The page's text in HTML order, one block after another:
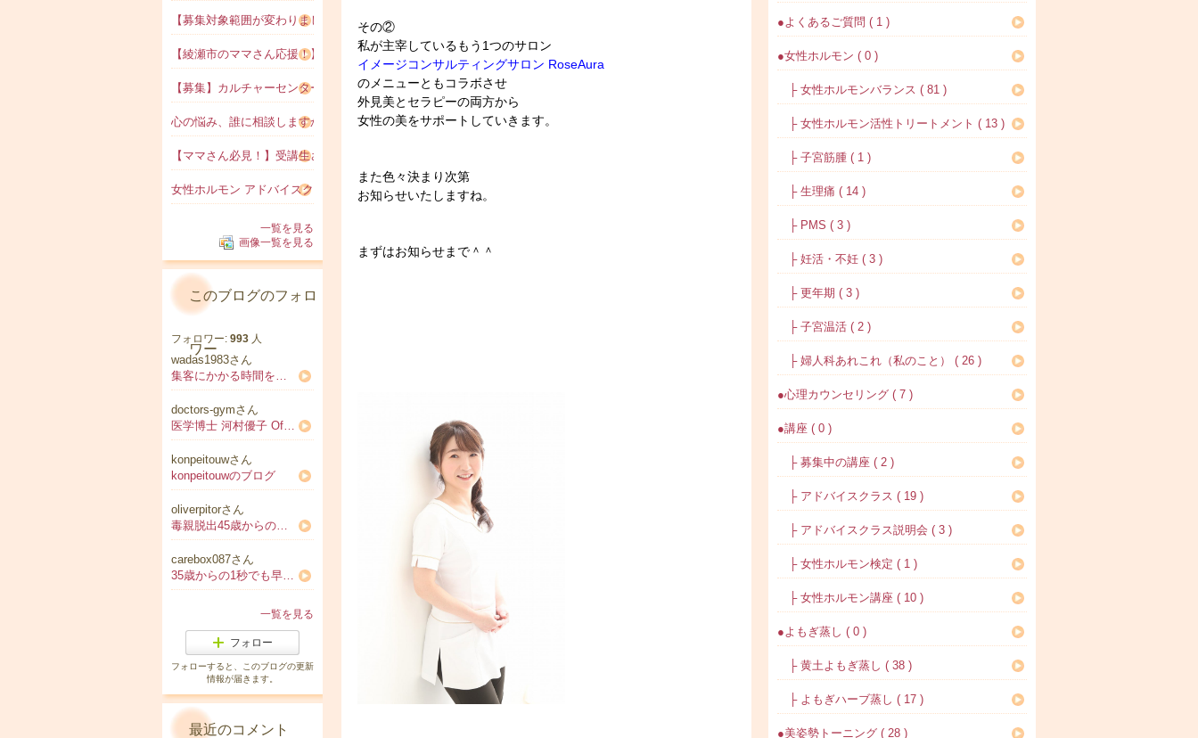
その②
私が主宰しているもう1つのサロン
イメージコンサルティングサロン RoseAura
のメニューともコラボさせ
外見美とセラピーの両方から
女性の美をサポートしていきます。
また色々決まり次第
お知らせいたしますね。
まずはお知らせまで＾＾
●よくあるご質問 ( 1 )
●女性ホルモン ( 0 )
├ 女性ホルモンバランス ( 81 )
├ 女性ホルモン活性トリートメント ( 13 )
├ 子宮筋腫 ( 1 )
├ 生理痛 ( 14 )
├ PMS ( 3 )
├ 妊活・不妊 ( 3 )
├ 更年期 ( 3 )
├ 子宮温活 ( 2 )
├ 婦人科あれこれ（私のこと） ( 26 )
●心理カウンセリング ( 7 )
●講座 ( 0 )
├ 募集中の講座 ( 2 )
├ アドバイスクラス ( 19 )
├ アドバイスクラス説明会 ( 3 )
├ 女性ホルモン検定 ( 1 )
├ 女性ホルモン講座 ( 10 )
●よもぎ蒸し ( 0 )
├ 黄土よもぎ蒸し ( 38 )
├ よもぎハーブ蒸し ( 17 )
●美姿勢トーニング ( 28 )
【募集対象範囲が変わりました！】女性ホルモン＆メディカルアロマ講座
【綾瀬市のママさん応援！】女性ホルモン＆メディカルアロマ講座
【募集】カルチャーセンターさいか屋横須賀「女性ホルモンについて学ぶ講座」
心の悩み、誰に相談しますか？
【ママさん必見！】受講生さん、女性ホルモンを整えるモニター募集中！
女性ホルモン アドバイスクラス 受講生さんご感想
一覧を見る
画像一覧を見る
このブログのフォロ
ワー
フォロワー: 993 人
wadas1983さん
集客にかかる時間を手放して「月100万円と自由な時間」を手に入れよう！
doctors-gymさん
医学博士 河村優子 Official Blog「永遠に元気で美しく！ ドクターゆうこりん」Powered by Ameba
konpeitouwさん
konpeitouwのブログ
oliverpitorさん
毒親脱出45歳からの輝き方専門 山本真理子
carebox087さん
35歳からの1秒でも早くママになりたいあなたへ
一覧を見る
フォロー
フォローすると、このブログの更新
情報が届きます。
最近のコメント